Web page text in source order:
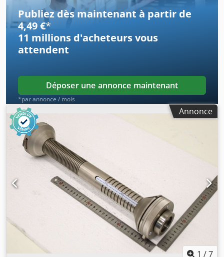
545/255/200 mm - Poids : 13,8 kg/unité
Publiez dès maintenant à partir de
4,49 €*
11 millions d'acheteursvous
attendent
Déposer une annonce maintenant
*par annonce / mois
Annonce
1 /7